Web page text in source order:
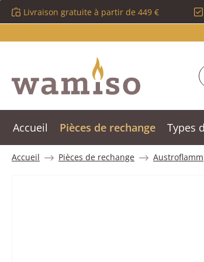
au contenu principal
Passer à la recherche
Passer à la navigation principale
Livraison gratuite à partir de 449 €
Accueil Pièces de rechange Types
Accueil Pièces de rechange Austroflamm